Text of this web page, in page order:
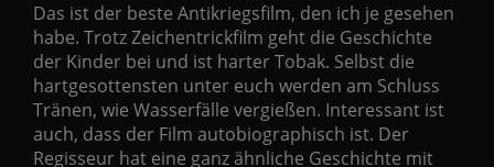
Das ist der beste Antikriegsfilm, den ich je gesehen
habe. Trotz Zeichentrickfilm geht die Geschichte
der Kinder bei und ist harter Tobak. Selbst die
hartgesottensten unter euch werden am Schluss
Tränen, wie Wasserfälle vergießen. Interessant ist
auch, dass der Film autobiographisch ist. Der
Regisseur hat eine ganz ähnliche Geschichte mit